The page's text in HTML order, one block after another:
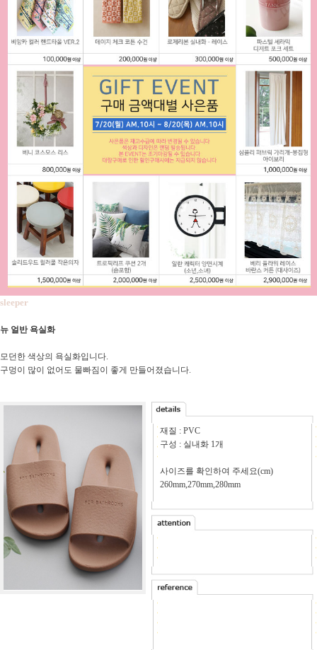
sleeper
뉴 얼반 욕실화
모던한 색상의 욕실화입니다.
구멍이 많이 없어도 물빠짐이 좋게 만들어졌습니다.
재질 : PVC
구성 : 실내화 1개
사이즈를 확인하여 주세요(cm)
260mm,270mm,280mm